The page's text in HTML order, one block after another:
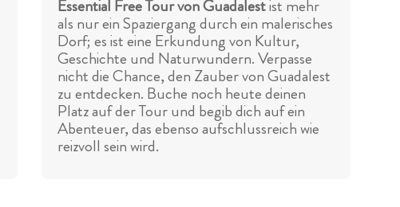
Essential Free Tour von Guadalestist mehr
als nur ein Spaziergang durch ein malerisches
Dorf; es ist eine Erkundung von Kultur,
Geschichte und Naturwundern. Verpasse
nicht die Chance, den Zauber von Guadalest
zu entdecken. Buche noch heute deinen
Platz auf der Tour und begib dich auf ein
Abenteuer, das ebenso aufschlussreich wie
reizvoll sein wird.